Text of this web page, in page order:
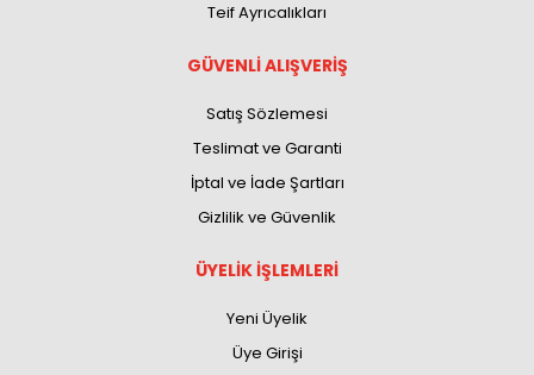
Teif Ayrıcalıkları
GÜVENLİ ALIŞVERİŞ
Satış Sözlemesi
Teslimat ve Garanti
İptal ve İade Şartları
Gizlilik ve Güvenlik
ÜYELİK İŞLEMLERİ
Yeni Üyelik
Üye Girişi